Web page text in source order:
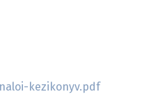
kezikonyv.pdf